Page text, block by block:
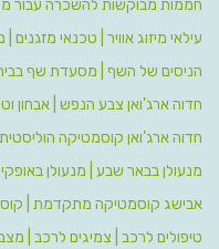
חממות מבוקשות להשכרה עבור
עילאי מיזוג אוויר | טכנאי מזגנים
הניסים של השף | מסעדת שף
חדוה ארג'ואן צבע הנפש | אבחון
חדוה ארג’ואן קוסמטיקה הוליסטית
מנעולן בבאר שבע | מנעולן
אבישג קוסמטיקה מתקדמת |
טיפולים לרכב | צמיגים לרכב |